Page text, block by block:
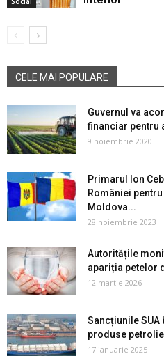
CELE MAI POPULARE
Guvernul va
financiar pentru
9 noiembrie 2020
Primarul Ion
României
Moldova...
28 noiembrie 2023
Autoritățile
apariția petelor
12 martie 2026
Sancțiunile SUA
produse
17 ianuarie 2025